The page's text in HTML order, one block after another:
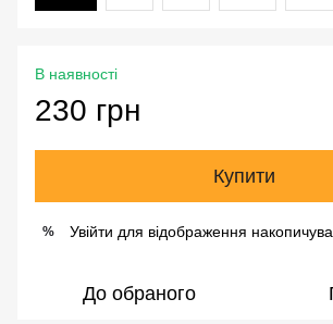
В наявності
230 грн
Купити
% Увійти для відображення
До обраного